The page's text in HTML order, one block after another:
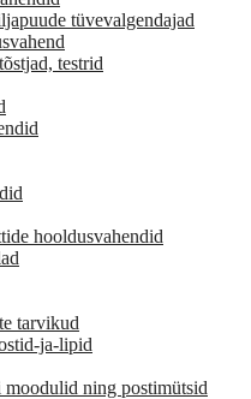
tüvevalgendajad
testrid
hooldusvahendid
tarvikud
ja-lipid
moodulid ning postimütsid